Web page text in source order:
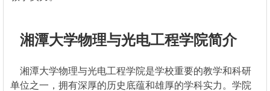
湘潭大学物理与光电工程学院简介
湘潭大学物理与光电工程学院是学校重要的教学和科研
单位之一，拥有深厚的历史底蕴和雄厚的学科实力。学院